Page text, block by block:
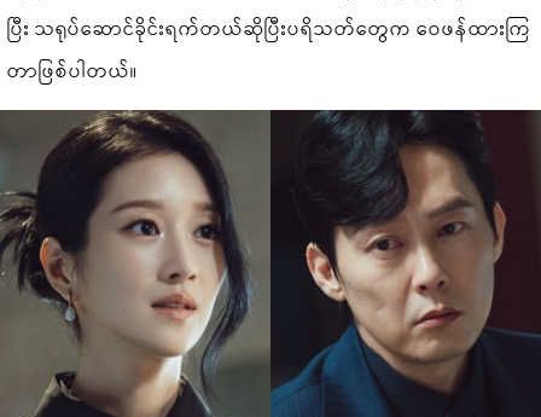
ပြီး သရုပ်ဆောင်ခိုင်းရက်တယ်ဆိုပြီးပရိသတ်တွေက ဝေဖန်ထားကြ
တာဖြစ်ပါတယ်။